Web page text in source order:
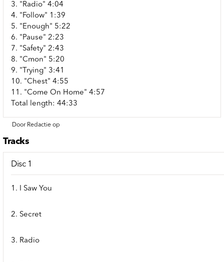
3. "Radio" 4:04
4. "Follow" 1:39
5. "Enough" 5:22
6. "Pause" 2:23
7. "Safety" 2:43
8. "Cmon" 5:20
9. "Trying" 3:41
10. "Chest" 4:55
11. "Come On Home" 4:57
Total length: 44:33
Door Redactie op
Tracks
Disc 1
1. I Saw You
2. Secret
3. Radio